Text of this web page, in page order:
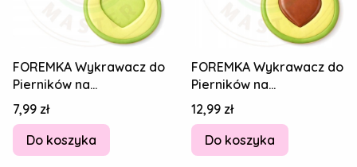
FOREMKA Wykrawacz do
Pierników na
WALENTYNKI OWOCE
Serce PANI AWOKADO
10cm
Cena
7,99 zł
Do koszyka
FOREMKA Wykrawacz do
Pierników na
WALENTYNKI OWOCE
Serce PAN AWOKADO
10cm
Cena
12,99 zł
Do koszyka